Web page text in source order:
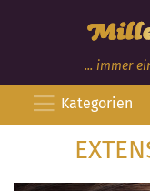
... immer
Kategorien